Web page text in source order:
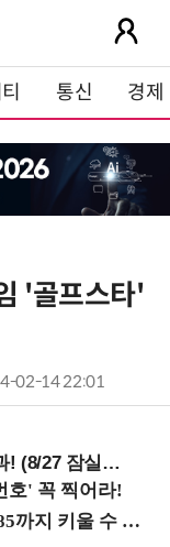
통신 경제
'골프스타'
02-14 22:01
27 잠실역)